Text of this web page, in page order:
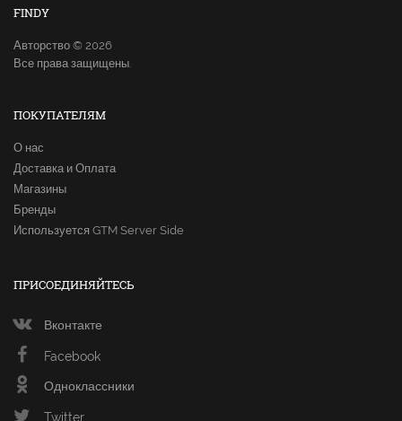
FINDY
Авторство © 2026
Все права защищены.
ПОКУПАТЕЛЯМ
О нас
Доставка и Оплата
Магазины
Бренды
Используется GTM Server Side
ПРИСОЕДИНЯЙТЕСЬ
Вконтакте
Facebook
Одноклассники
Twitter